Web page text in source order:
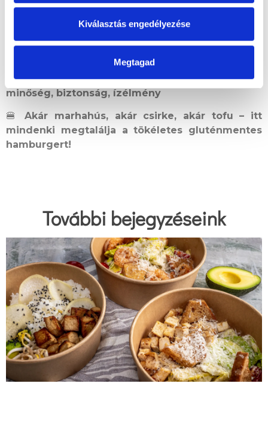
Kiválasztás engedélyezése
Megtagad
a Tibidabo a te helyed!
Mire
📍Tibidabo Gluténmentes Étterem
Budapest, Buda szívében a Mom Parkban
📍100% gluténmentes konyha – prémium
minőség, biztonság, ízélmény
🍔Akár marhahús, akár csirke, akár tofu – itt
mindenki megtalálja a tökéletes gluténmentes
hamburgert!
További bejegyzéseink